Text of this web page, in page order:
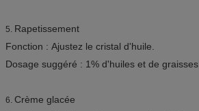
5. Rapetissement
Fonction : Ajustez le cristal d'huile.
Dosage suggéré : 1% d'huiles et de graisses
6. Crème glacée